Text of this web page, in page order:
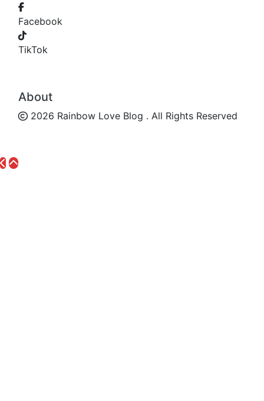
Facebook
TikTok
About
2026 Rainbow Love Blog . All Rights Reserved